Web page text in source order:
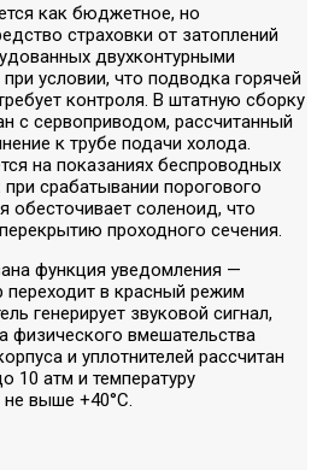
как бюджетное, но
страховки от затоплений
двухконтурными
условии, что подводка горячей
контроля. В штатную сборку
с сервоприводом, рассчитанный
к трубе подачи холода.
на показаниях беспроводных
срабатывании порогового
обесточивает соленоид, что
проходного сечения.
функция уведомления —
в красный режим
генерирует звуковой сигнал,
вмешательства
и уплотнителей рассчитан
10 атм и температуру
выше +40°C.